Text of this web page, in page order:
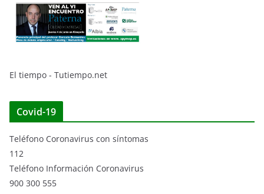
El tiempo - Tutiempo.net
Covid-19
Teléfono Coronavirus con síntomas
112
Teléfono Información Coronavirus
900 300 555